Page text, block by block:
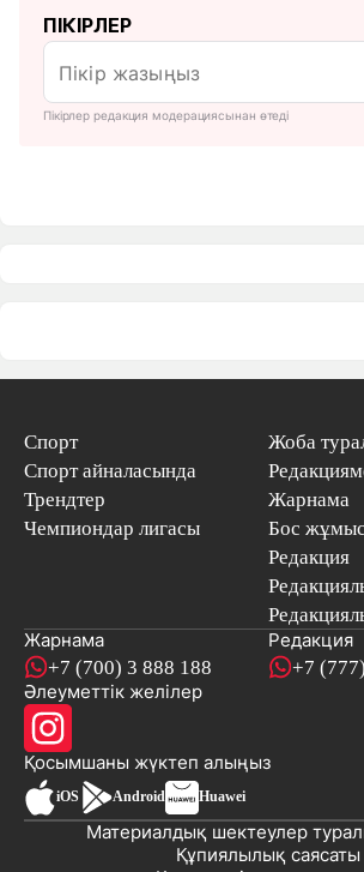
ПІКІРЛЕР
Пікірлер редакция модерациясынан өтеді
Спорт
Спорт айналасында
Трендтер
Чемпиондар лигасы
Жоба
Жарнама
Бос
Редакция
Жарнама
+7 (700) 3 888 188
Редакция
+7
Әлеуметтік желілер
Қосымшаны жүктеп алыңыз
iOS Android Huawei
Құпиялылық саясаты
Материалдық шектеулер